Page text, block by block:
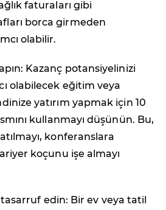
faturaları gibi
borca girmeden
olabilir.
Kazanç potansiyelinizi
olabilecek eğitim veya
yatırım yapmak için 10
kullanmayı düşünün. Bu,
konferanslara
koçunu işe almayı
edin: Bir ev veya tatil